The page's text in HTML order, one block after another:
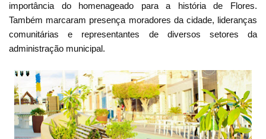
importância do homenageado para a história de Flores.
Também marcaram presença moradores da cidade, lideranças
comunitárias e representantes de diversos setores da
administração municipal.